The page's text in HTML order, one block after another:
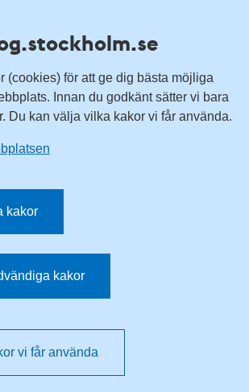
Instagram
vi borde publicera på webbplatsen? Mejla
(cookies) för att ge dig bästa möjliga
Innan du godkänt sätter vi bara
Du kan välja vilka kakor vi får använda.
kakor
kakor
vi får använda